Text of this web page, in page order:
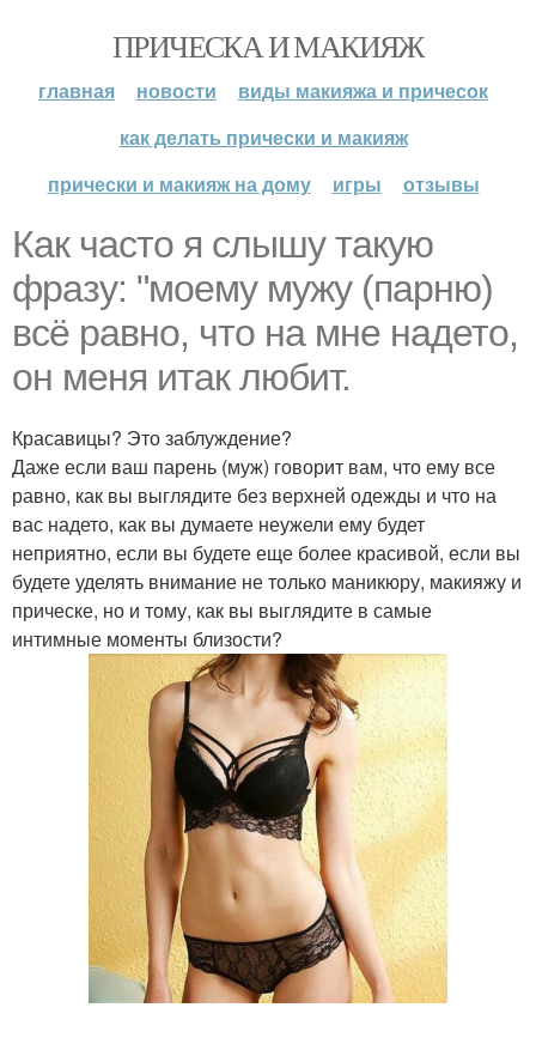
ПРИЧЕСКА И МАКИЯЖ
главная новости
виды макияжа и причесок
как делать прически и макияж
прически и макияж на дому
игры отзывы
Как часто я слышу такую
фразу: "моему мужу (парню)
всё равно, что на мне надето,
он меня итак любит.
Красавицы? Это заблуждение?
Даже если ваш парень (муж) говорит вам, что ему все
равно, как вы выглядите без верхней одежды и что на
вас надето, как вы думаете неужели ему будет
неприятно, если вы будете еще более красивой, если вы
будете уделять внимание не только маникюру, макияжу и
прическе, но и тому, как вы выглядите в самые
интимные моменты близости?